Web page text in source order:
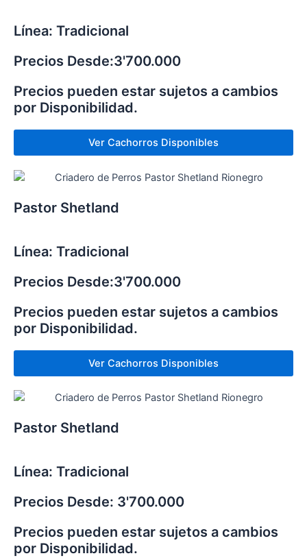
Línea: Tradicional
Precios Desde:3'700.000
Precios pueden estar sujetos a cambios
por Disponibilidad.
Ver Cachorros Disponibles
Pastor Shetland
Línea: Tradicional
Precios Desde:3'700.000
Precios pueden estar sujetos a cambios
por Disponibilidad.
Ver Cachorros Disponibles
Pastor Shetland
Línea: Tradicional
Precios Desde: 3'700.000
Precios pueden estar sujetos a cambios
por Disponibilidad.